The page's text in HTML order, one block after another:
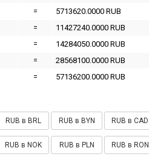
=
5713620.0000 RUB
=
11427240.0000 RUB
=
14284050.0000 RUB
=
28568100.0000 RUB
= 57136200.0000 RUB
RUB в BRL RUB в BYN RUB в CAD
RUB в NOK RUB в PLN RUB в RON